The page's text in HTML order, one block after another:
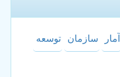
آمار سازمان توسعه